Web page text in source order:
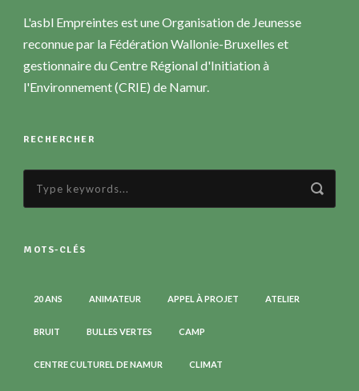
L'asbl Empreintes est une Organisation de Jeunesse
reconnue par la Fédération Wallonie-Bruxelles et
gestionnaire du Centre Régional d'Initiation à
l'Environnement (CRIE) de Namur.
RECHERCHER
MOTS-CLÉS
20 ANS ANIMATEUR APPEL À PROJET ATELIER
BRUIT BULLES VERTES CAMP
CENTRE CULTUREL DE NAMUR CLIMAT